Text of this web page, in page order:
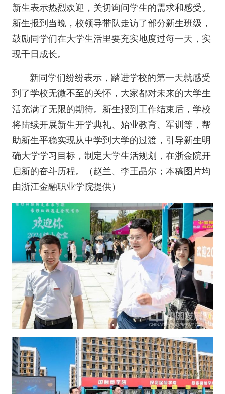
新生表示热烈欢迎，关切询问学生的需求和感受。
新生报到当晚，校领导带队走访了部分新生班级，
鼓励同学们在大学生活里要充实地度过每一天，实
现千日成长。
新同学们纷纷表示，踏进学校的第一天就感受
到了学校无微不至的关怀，大家都对未来的大学生
活充满了无限的期待。新生报到工作结束后，学校
将陆续开展新生开学典礼、始业教育、军训等，帮
助新生平稳实现从中学到大学的过渡，引导新生明
确大学学习目标，制定大学生活规划，在浙金院开
启新的奋斗历程。（赵兰、李王晶尔；本稿图片均
由浙江金融职业学院提供）